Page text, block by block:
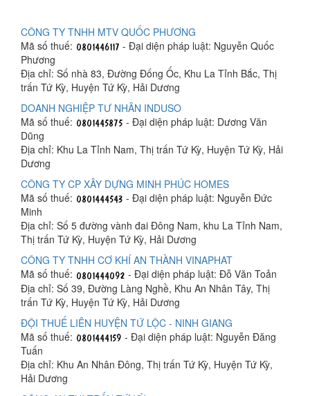
CÔNG TY TNHH MTV QUỐC PHƯƠNG
Mã số thuế:
- Đại diện pháp luật: Nguyễn Quốc
Phương
Địa chỉ: Số nhà 83, Đường Đống Ốc, Khu La Tỉnh Bắc, Thị
trấn Tứ Kỳ, Huyện Tứ Kỳ, Hải Dương
DOANH NGHIỆP TƯ NHÂN INDUSO
Mã số thuế:
- Đại diện pháp luật: Dương Văn
Dũng
Địa chỉ: Khu La Tỉnh Nam, Thị trấn Tứ Kỳ, Huyện Tứ Kỳ, Hải
Dương
CÔNG TY CP XÂY DỰNG MINH PHÚC HOMES
Mã số thuế:
- Đại diện pháp luật: Nguyễn Đức
Minh
Địa chỉ: Số 5 đường vành đai Đông Nam, khu La Tỉnh Nam,
Thị trấn Tứ Kỳ, Huyện Tứ Kỳ, Hải Dương
CÔNG TY TNHH CƠ KHÍ AN THÀNH VINAPHAT
Mã số thuế:
- Đại diện pháp luật: Đỗ Văn Toản
Địa chỉ: Số 39, Đường Làng Nghề, Khu An Nhân Tây, Thị
trấn Tứ Kỳ, Huyện Tứ Kỳ, Hải Dương
ĐỘI THUẾ LIÊN HUYỆN TỨ LỘC - NINH GIANG
Mã số thuế:
- Đại diện pháp luật: Nguyễn Đăng
Tuấn
Địa chỉ: Khu An Nhân Đông, Thị trấn Tứ Kỳ, Huyện Tứ Kỳ,
Hải Dương